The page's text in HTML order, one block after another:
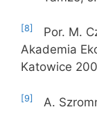
[8]
Por. M.
Akademia
Katowice
[9] A.